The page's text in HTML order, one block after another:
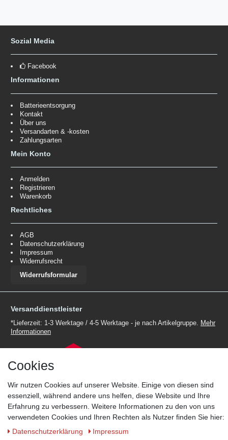
Sozial Media
Facebook
Informationen
Batterieentsorgung
Kontakt
Über uns
Versandarten & -kosten
Zahlungsarten
Mein Konto
Anmelden
Registrieren
Warenkorb
Rechtliches
AGB
Datenschutzerklärung
Impressum
Widerrufsrecht
Widerrufsformular
Versanddienstleister
*Lieferzeit: 1-3 Werktage / 4-5 Werktage - je nach Artikelgruppe. Mehr
Informationen
Zahlungsmöglichkeiten
Wir behalten uns das Recht vor im Einzelfall bestimmte
Zahlungsarten auszuschließen.Mehr Informationen
Cookies
Wir nutzen Cookies auf unserer Website. Einige von diesen sind
essenziell, während andere uns helfen, diese Website und Ihre
Erfahrung zu verbessern. Weitere Informationen zu den von uns
verwendeten Cookies und Ihren Rechten als Nutzer finden Sie hier:
Daten­schutz­erklärung
Impressum